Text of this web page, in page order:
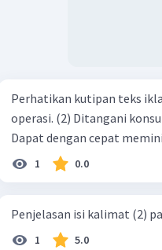
Perhatikan kutipan teks iklan berikut! Klinik
operasi. (2) Ditangani konsultan ahli yang sangat berpengalaman (3)
1 0.0
Penjelasan isi kalimat (2)
1 5.0